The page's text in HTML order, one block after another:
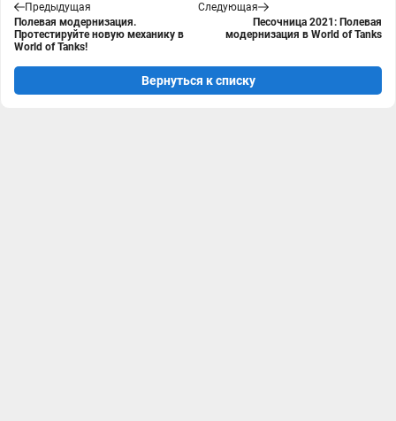
Предыдущая
Полевая модернизация.
Протестируйте новую механику в
World of Tanks!
Следующая
Песочница 2021: Полевая
модернизация в World of Tanks
Вернуться к списку